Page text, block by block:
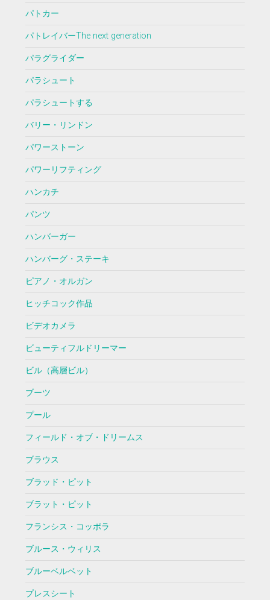
パトカー
パトレイバーThe next generation
パラグライダー
パラシュート
パラシュートする
バリー・リンドン
パワーストーン
パワーリフティング
ハンカチ
パンツ
ハンバーガー
ハンバーグ・ステーキ
ピアノ・オルガン
ヒッチコック作品
ビデオカメラ
ビューティフルドリーマー
ビル（高層ビル）
ブーツ
プール
フィールド・オブ・ドリームス
ブラウス
ブラッド・ピット
ブラット・ピット
フランシス・コッポラ
ブルース・ウィリス
ブルーベルベット
プレスシート